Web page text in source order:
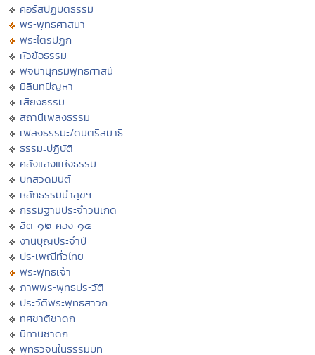
คอร์สปฏิบัติธรรม
พระพุทธศาสนา
พระไตรปิฏก
หัวข้อธรรม
พจนานุกรมพุทธศาสน์
มิลินทปัญหา
เสียงธรรม
สถานีเพลงธรรมะ
เพลงธรรมะ/ดนตรีสมาธิ
ธรรมะปฏิบัติ
คลังแสงแห่งธรรม
บทสวดมนต์
หลักธรรมนำสุขฯ
กรรมฐานประจำวันเกิด
ฮีต ๑๒ คอง ๑๔
งานบุญประจำปี
ประเพณีทั่วไทย
พระพุทธเจ้า
ภาพพระพุทธประวัติ
ประวัติพระพุทธสาวก
ทศชาติชาดก
นิทานชาดก
พุทธวจนในธรรมบท